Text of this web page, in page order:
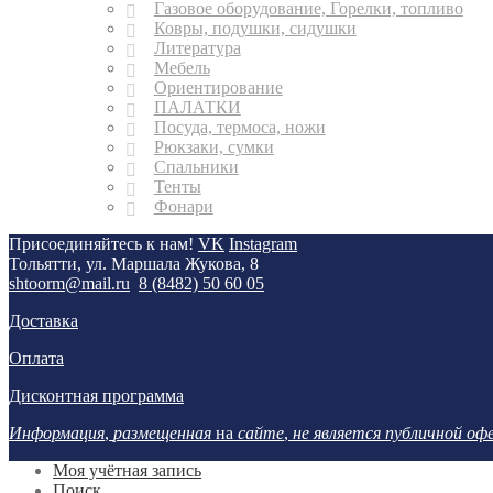
Газовое оборудование, Горелки, топливо
Ковры, подушки, сидушки
Литература
Мебель
Ориентирование
ПАЛАТКИ
Посуда, термоса, ножи
Рюкзаки, сумки
Спальники
Тенты
Фонари
Присоединяйтесь к нам! VK Instagram
Тольятти, ул. Маршала Жукова, 8
shtoorm@mail.ru 8 (8482) 50 60 05
Доставка
Оплата
Дисконтная программа
Информация, размещенная на сайте, не является публичной
Моя учётная запись